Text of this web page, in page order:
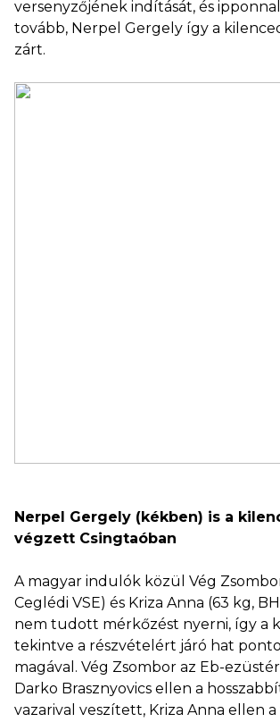
versenyzőjének indítását, és
tovább, Nerpel Gergely így a
zárt.
Nerpel Gergely (kékben) is a
végzett Csingtaóban
A magyar indulók közül Vég
Ceglédi VSE) és Kriza Anna (63 kg,
nem tudott mérkőzést nyerni, így a
tekintve a részvételért járó hat
magával. Vég Zsombor az Eb-
Darko Brasznyovics ellen a
vazarival veszített, Kriza Anna ellen